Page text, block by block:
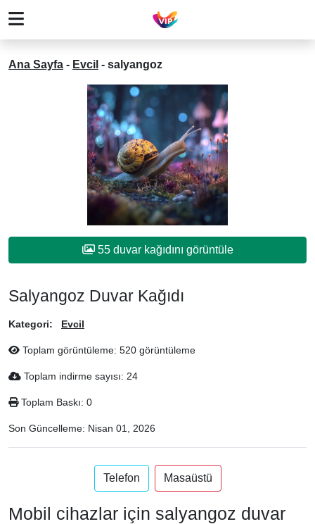
Ana Sayfa - Evcil - salyangoz
55 duvar kağıdını görüntüle
Salyangoz Duvar Kağıdı
Kategori: Evcil
Toplam görüntüleme: 520 görüntüleme
Toplam indirme sayısı: 24
Toplam Baskı: 0
Son Güncelleme: Nisan 01, 2026
Telefon Masaüstü
Mobil cihazlar için salyangoz duvar